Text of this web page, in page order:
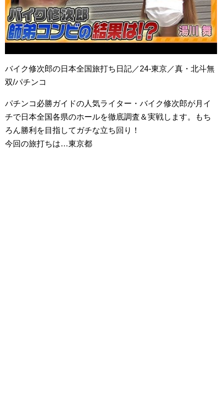
バイク修次郎の日本全国旅打ち日記／24-東京／真・北斗無
双/パチンコ
パチンコ必勝ガイドの人気ライター・バイク修次郎が月イ
チで日本全国各県のホールを徹底調査＆実戦します。もち
ろん勝利を目指してガチな立ち回り！
今回の旅打ちは…東京都